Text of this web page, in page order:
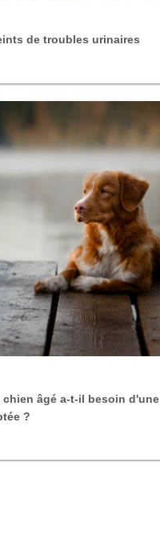
de troubles urinaires
chien âgé a-t-il besoin d'une
?